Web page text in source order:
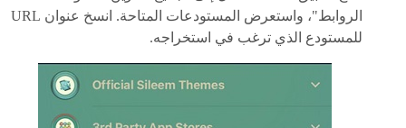
الروابط"، واستعرض المستودعات المتاحة. انسخ عنوان URL
للمستودع الذي ترغب في استخراجه.